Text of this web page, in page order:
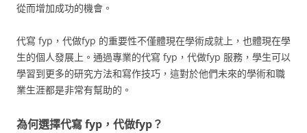
從而增加成功的機會。
代寫 fyp，代做fyp 的重要性不僅體現在學術成就上，也體現在學
生的個人發展上。通過專業的代寫 fyp，代做fyp 服務，學生可以
學習到更多的研究方法和寫作技巧，這對於他們未來的學術和職
業生涯都是非常有幫助的。
為何選擇代寫 fyp，代做fyp？